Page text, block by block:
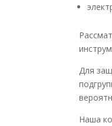
Для
Наша